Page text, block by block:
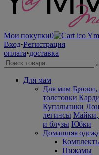
Мои покупки0
Вход•Регистрация
оплата•доставка
Для мам
Для мам Брюки,
толстовки
Купальники
легинсы Майки,
и блузы Юбки
Домашняя
Пижамы